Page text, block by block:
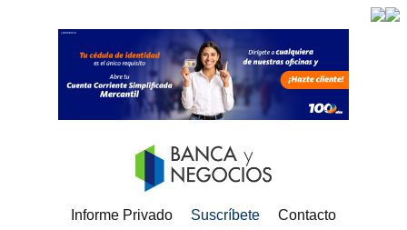
Informe Privado Suscríbete Contacto